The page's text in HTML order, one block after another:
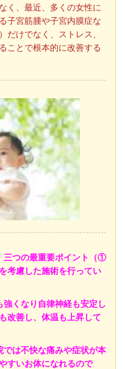
く、最近、多くの女性に
子宮筋腫や子宮内膜症な
だけでなく、ストレス、
ことで根本的に改善する
三つの最重要ポイント（①
考慮した施術を行ってい
くなり自律神経も安定し
改善し、体温も上昇して
は不快な痛みや症状が本
すいお体になれるので